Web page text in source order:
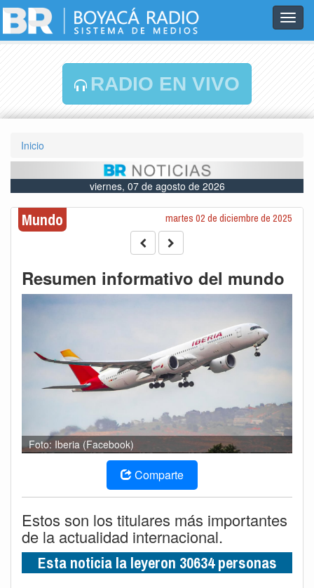
RADIO EN VIVO
Inicio
viernes, 07 de agosto de 2026
Mundo martes 02 de diciembre de 2025
Resumen informativo del mundo
Foto: Iberia (Facebook)
Comparte
Estos son los titulares más importantes
de la actualidad internacional.
Esta noticia la leyeron 30634 personas